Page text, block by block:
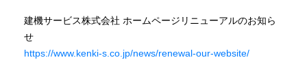
建機サービス株式会社 ホームページリニューアルのお知ら
せ
https://www.kenki-s.co.jp/news/renewal-our-website/